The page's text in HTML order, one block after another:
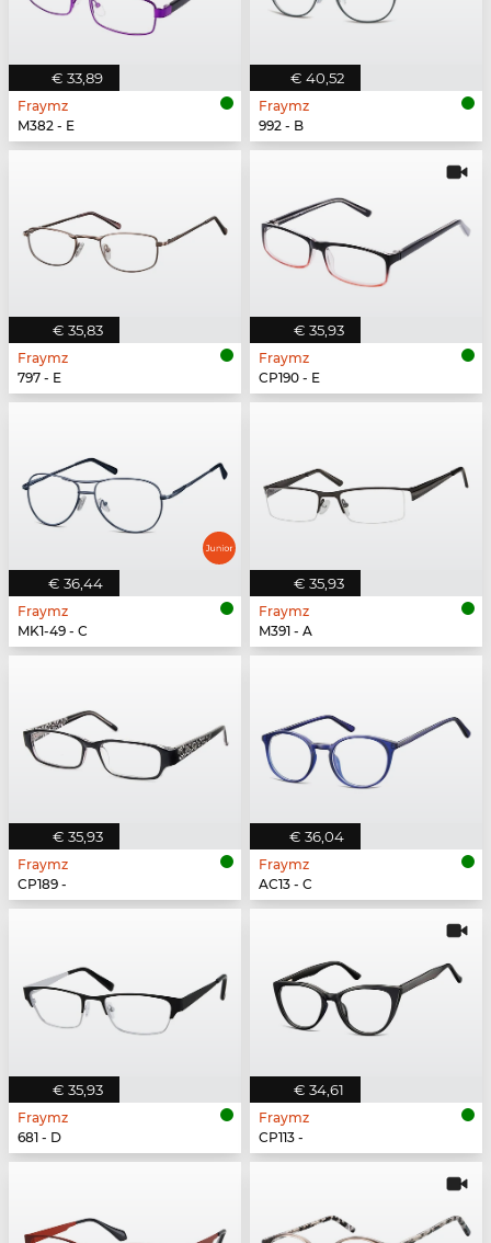
€ 33,89
Fraymz
M382 - E
€ 40,52
Fraymz
992 - B
€ 35,83
Fraymz
797 - E
€ 35,93
Fraymz
CP190 - E
€ 36,44
Fraymz
MK1-49 - C
€ 35,93
Fraymz
M391 - A
€ 35,93
Fraymz
CP189 -
€ 36,04
Fraymz
AC13 - C
€ 35,93
Fraymz
681 - D
€ 34,61
Fraymz
CP113 -